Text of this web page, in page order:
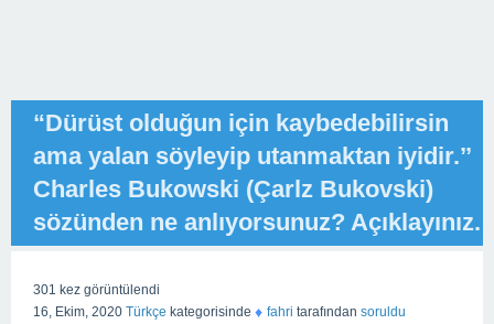
“Dürüst olduğun için kaybedebilirsin
ama yalan söyleyip utanmaktan iyidir.’’
Charles Bukowski (Çarlz Bukovski)
sözünden ne anlıyorsunuz? Açıklayınız.
301 kez görüntülendi
16, Ekim, 2020 Türkçe kategorisinde ♦ fahri tarafından soruldu